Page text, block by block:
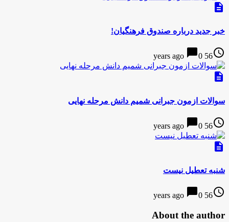
description
خبر جدید درباره صندوق فرهنگیان!
access_time
56 years ago
chat_bubble0
description
سوالات ازمون جبرانی شمیم دانش مرحله نهایی
access_time
56 years ago
chat_bubble0
description
شنبه تعطیل نیست
access_time
56 years ago
chat_bubble0
About the author